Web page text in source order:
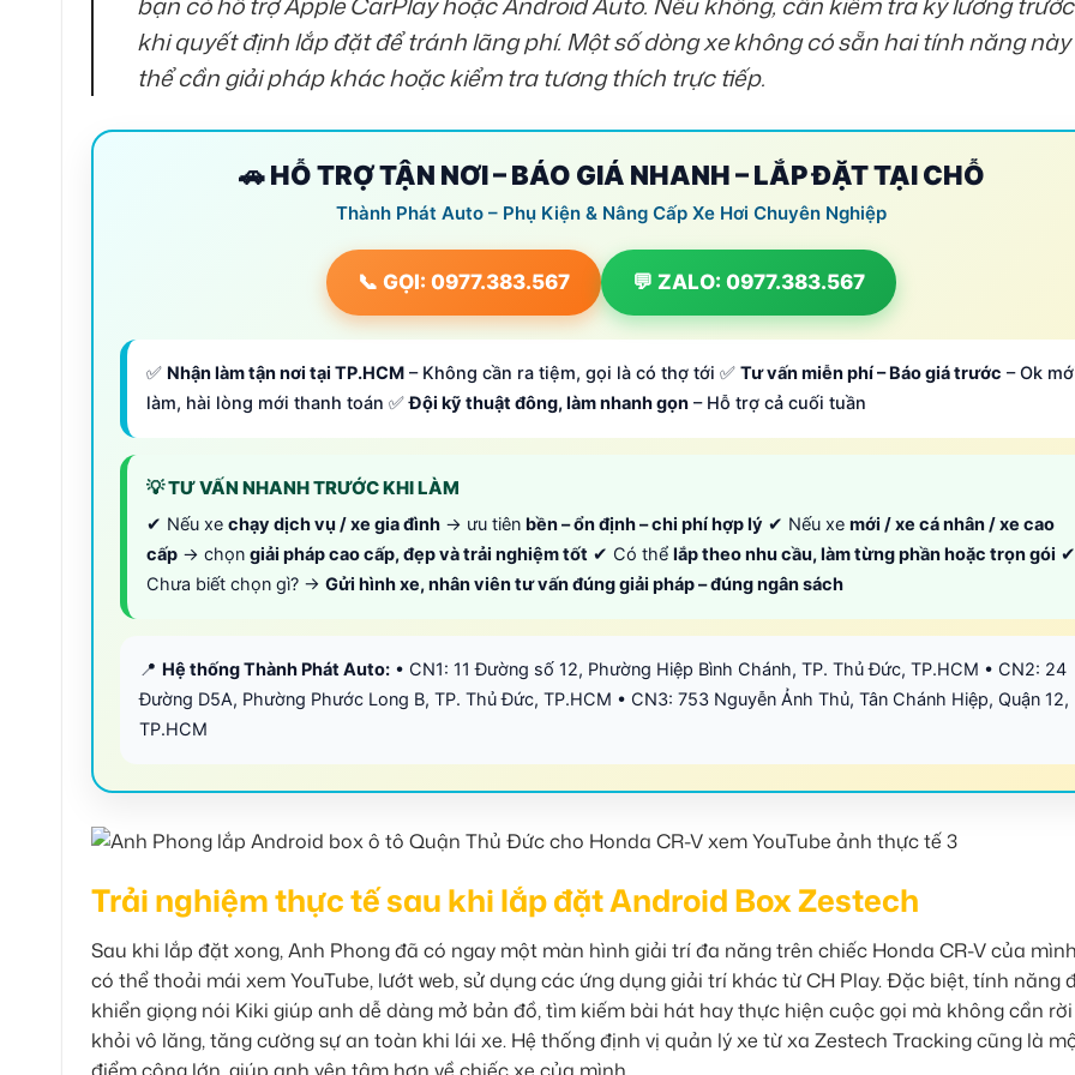
khi quyết định lắp đặt để tránh lãng phí. Một số dòng xe không có sẵn hai tính năng
thể cần giải pháp khác hoặc kiểm tra tương thích trực tiếp.
🚗 HỖ TRỢ TẬN NƠI – BÁO GIÁ NHANH – LẮP ĐẶT TẠI CHỖ
Thành Phát Auto – Phụ Kiện & Nâng Cấp Xe Hơi Chuyên Nghiệp
📞 GỌI: 0977.383.567 💬 ZALO: 0977.383.567
✅ Nhận làm tận nơi tại TP.HCM – Không cần ra tiệm, gọi là có thợ tới ✅ Tư vấn miễn phí – Báo giá trước – Ok
làm, hài lòng mới thanh toán ✅Đội kỹ thuật đông, làm nhanh gọn – Hỗ trợ cả cuối tuần
💡 TƯ VẤN NHANH TRƯỚC KHI LÀM
✔ Nếu xe chạy dịch vụ / xe gia đình → ưu tiên bền – ổn định – chi phí hợp lý ✔ Nếu xe mới / xe cá nhân / xe cao
cấp → chọn giải pháp cao cấp, đẹp và trải nghiệm tốt ✔ Có thể lắp theo nhu cầu, làm từng phần hoặc trọn gói ✔
Chưa biết chọn gì? → Gửi hình xe, nhân viên tư vấn đúng giải pháp – đúng ngân sách
📍 Hệ thống Thành Phát Auto: • CN1: 11 Đường số 12, Phường Hiệp Bình Chánh, TP. Thủ Đức, TP.HCM • CN2: 24
Đường D5A, Phường Phước Long B, TP. Thủ Đức, TP.HCM • CN3: 753 Nguyễn Ảnh Thủ, Tân Chánh Hiệp, Quận 12,
TP.HCM
Trải nghiệm thực tế sau khi lắp đặt Android Box Zestech
Sau khi lắp đặt xong, Anh Phong đã có ngay một màn hình giải trí đa năng trên chiếc Honda CR-V của
có thể thoải mái xem YouTube, lướt web, sử dụng các ứng dụng giải trí khác từ CH Play. Đặc biệt, tính năng
khiển giọng nói Kiki giúp anh dễ dàng mở bản đồ, tìm kiếm bài hát hay thực hiện cuộc gọi mà không cần
khỏi vô lăng, tăng cường sự an toàn khi lái xe. Hệ thống định vị quản lý xe từ xa Zestech Tracking cũng là